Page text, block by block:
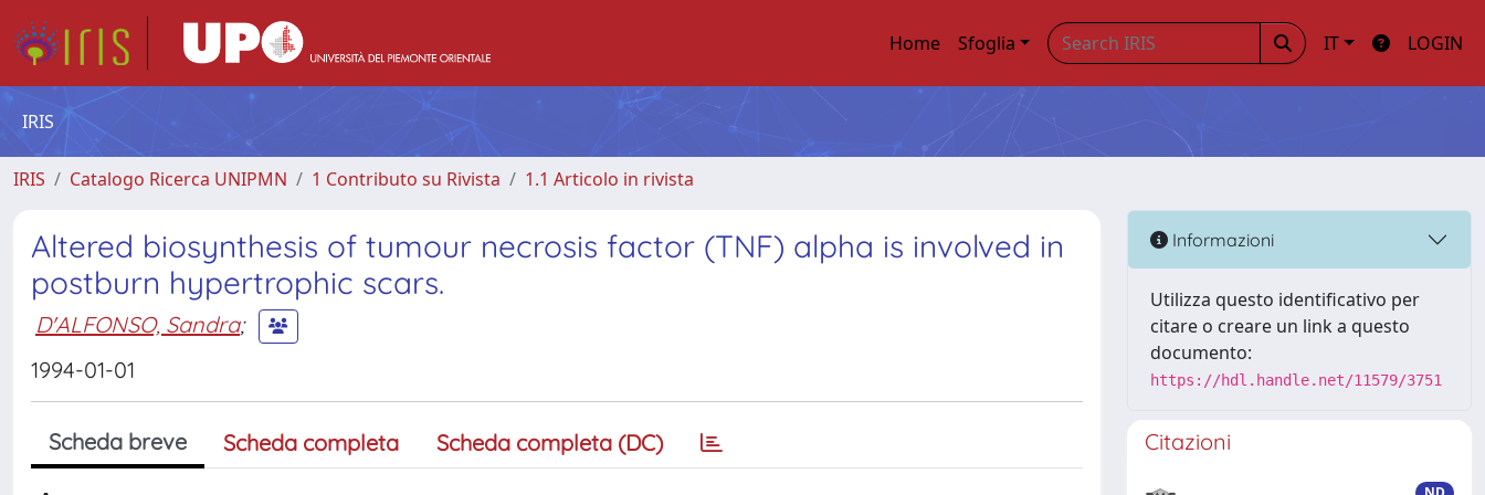
Home Sfoglia IT LOGIN
IRIS
IRIS Catalogo Ricerca UNIPMN 1 Contributo su Rivista 1.1 Articolo in rivista
Altered biosynthesis of tumour necrosis factor (TNF) alpha is involved in
postburn hypertrophic scars.
D'ALFONSO, Sandra;
1994-01-01
Scheda breve Scheda completa Scheda completa (DC)
Informazioni
Utilizza questo identificativo per
citare o creare un link a questo
documento:
https://hdl.handle.net/11579/3751
Citazioni